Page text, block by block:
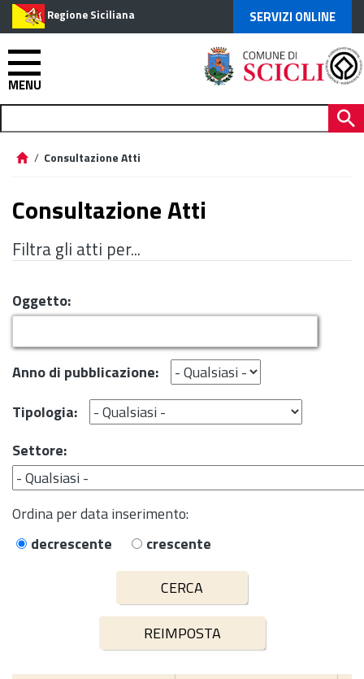
Regione Siciliana SERVIZI ONLINE
MENU
/ Consultazione Atti
Consultazione Atti
Filtra gli atti per...
Oggetto:
Anno di pubblicazione:
Tipologia:
Settore:
Ordina per data inserimento:
decrescente
crescente